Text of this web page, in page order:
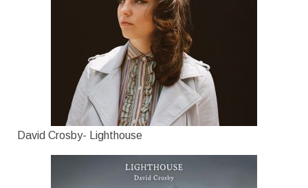
David Crosby- Lighthouse